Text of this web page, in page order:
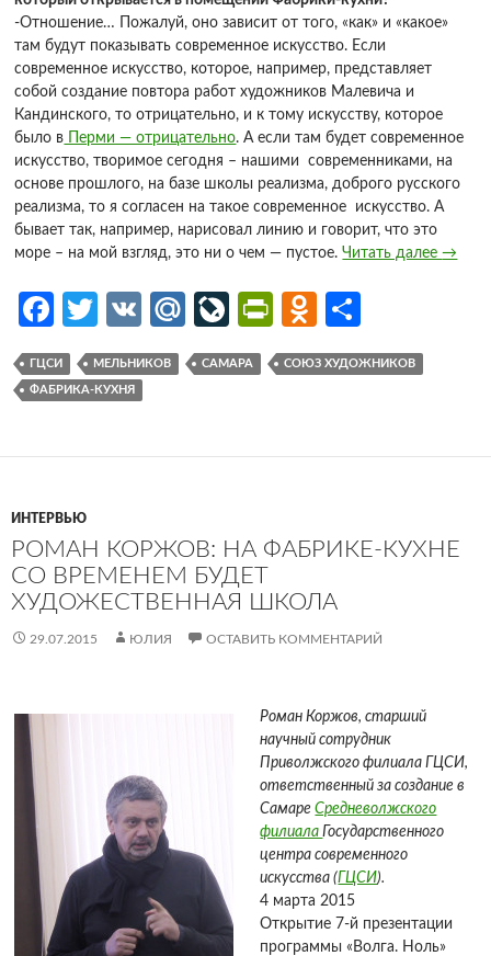
-Отношение… Пожалуй, оно зависит от того, «как» и «какое»
там будут показывать современное искусство. Если
современное искусство, которое, например, представляет
собой создание повтора работ художников Малевича и
Кандинского, то отрицательно, и к тому искусству, которое
было в Перми — отрицательно. А если там будет современное
искусство, творимое сегодня – нашими современниками, на
основе прошлого, на базе школы реализма, доброго русского
реализма, то я согласен на такое современное искусство. А
бывает так, например, нарисовал линию и говорит, что это
море – на мой взгляд, это ни о чем — пустое.Читать далее→
Fa
ce
b
o
T
w
itt
V
K
M
ail
.R
Li
v
eJ
ur
Pr
in
tF
e
y
O
d
n
kl
iki
т
п
ав
ГЦСИ МЕЛЬНИКОВ САМАРА СОЮЗ ХУДОЖНИКОВ
ФАБРИКА-КУХНЯ
ИНТЕРВЬЮ
РОМАН КОРЖОВ: НА ФАБРИКЕ-КУХНЕ
СО ВРЕМЕНЕМ БУДЕТ
ХУДОЖЕСТВЕННАЯ ШКОЛА
29.07.2015 ЮЛИЯ ОСТАВИТЬ КОММЕНТАРИЙ
Роман Коржов, старший
научный сотрудник
Приволжского филиала ГЦСИ,
ответственный за создание в
СамареСредневолжского
филиалаГосударственного
центра современного
искусства (ГЦСИ).
4 марта 2015
Открытие 7-й презентации
программы «Волга. Ноль»